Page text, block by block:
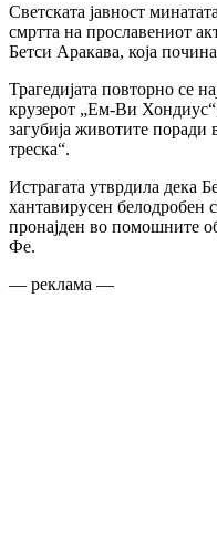
Светската јавност
смртта на прославениот
Бетси Аракава, која
Трагедијата повторно се
крузерот „Ем-Ви
загубија животите поради
треска“.
Истрагата утврдила дека
хантавирусен белодробен
пронајден во помошните
Фе.
— реклама —